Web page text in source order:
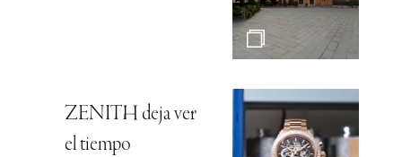
ZENITH deja ver
el tiempo